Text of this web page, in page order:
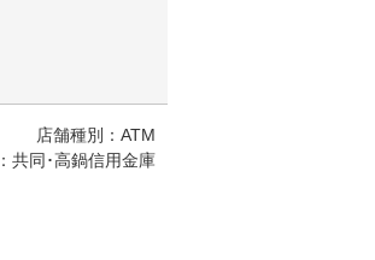
店舗種別：ATM
共同･高鍋信用金庫